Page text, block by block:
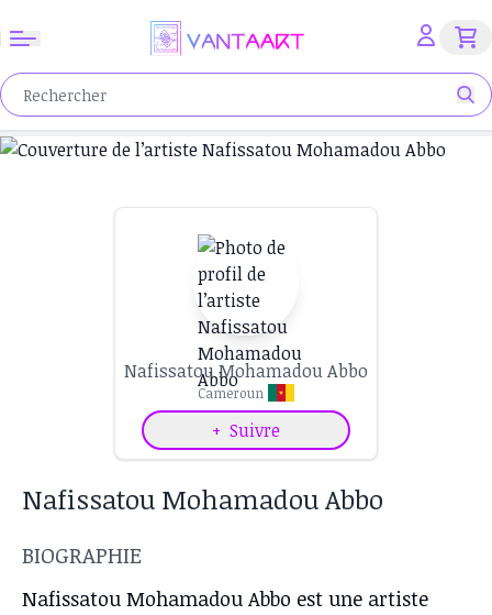
Nafissatou Mohamadou Abbo
Cameroun
+ Suivre
Nafissatou Mohamadou Abbo
BIOGRAPHIE
Nafissatou Mohamadou Abbo est une artiste